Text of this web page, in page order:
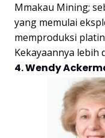
Mmakau Mining;
yang memulai
memproduksi
Kekayaannya lebih
4. Wendy